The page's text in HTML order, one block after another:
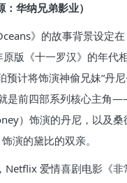
：华纳兄弟影业）
》的故事背景设定
版《十一罗汉》的年代
预计将饰演神偷兄妹“丹尼
是前四部系列核心主角
）饰演的丹尼，以及桑
演的黛比的双亲。
Netflix 爱情喜剧电影《非